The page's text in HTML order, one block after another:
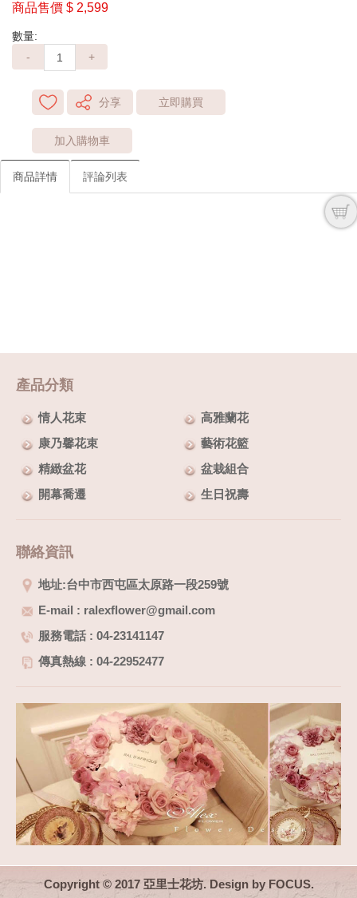
商品售價 $ 2,599
數量:
-
+
分享 立即購買
加入購物車
商品詳情 評論列表
產品分類
情人花束
康乃馨花束
精緻盆花
開幕喬遷
高雅蘭花
藝術花籃
盆栽組合
生日祝壽
聯絡資訊
地址:台中市西屯區太原路一段259號
E-mail : ralexflower@gmail.com
服務電話 : 04-23141147
傳真熱線 : 04-22952477
Copyright © 2017 亞里士花坊. Design by FOCUS.